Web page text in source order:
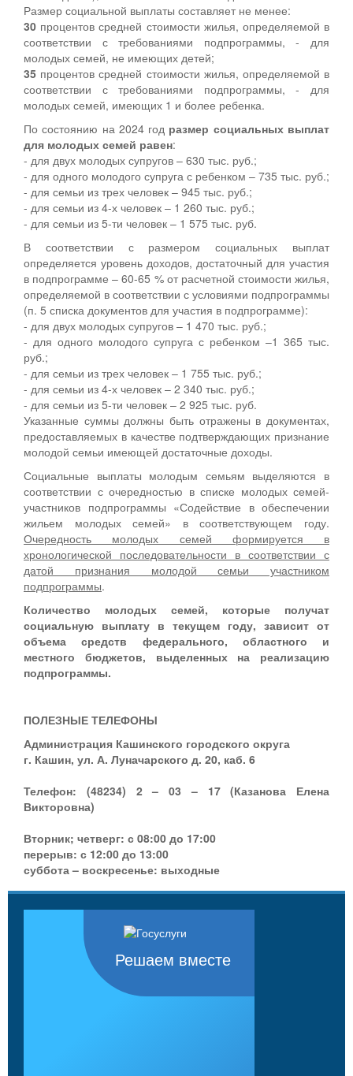
Размер социальной выплаты составляет не менее:
30 процентов средней стоимости жилья, определяемой в
соответствии с требованиями подпрограммы, - для
молодых семей, не имеющих детей;
35 процентов средней стоимости жилья, определяемой в
соответствии с требованиями подпрограммы, - для
молодых семей, имеющих 1 и более ребенка.
По состоянию на 2024 год размер социальных выплат
для молодых семей равен:
- для двух молодых супругов – 630 тыс. руб.;
- для одного молодого супруга с ребенком – 735 тыс. руб.;
- для семьи из трех человек – 945 тыс. руб.;
- для семьи из 4-х человек – 1 260 тыс. руб.;
- для семьи из 5-ти человек – 1 575 тыс. руб.
В соответствии с размером социальных выплат
определяется уровень доходов, достаточный для участия
в подпрограмме – 60-65 % от расчетной стоимости жилья,
определяемой в соответствии с условиями подпрограммы
(п. 5 списка документов для участия в подпрограмме):
- для двух молодых супругов – 1 470 тыс. руб.;
- для одного молодого супруга с ребенком –1 365 тыс.
руб.;
- для семьи из трех человек – 1 755 тыс. руб.;
- для семьи из 4-х человек – 2 340 тыс. руб.;
- для семьи из 5-ти человек – 2 925 тыс. руб.
Указанные суммы должны быть отражены в документах,
предоставляемых в качестве подтверждающих признание
молодой семьи имеющей достаточные доходы.
Социальные выплаты молодым семьям выделяются в
соответствии с очередностью в списке молодых семей-
участников подпрограммы «Содействие в обеспечении
жильем молодых семей» в соответствующем году.
Очередность молодых семей формируется в
хронологической последовательности в соответствии с
датой признания молодой семьи участником
подпрограммы.
Количество молодых семей, которые получат
социальную выплату в текущем году, зависит от
объема средств федерального, областного и
местного бюджетов, выделенных на реализацию
подпрограммы.
ПОЛЕЗНЫЕ ТЕЛЕФОНЫ
Администрация Кашинского городского округа
г. Кашин, ул. А. Луначарского д. 20, каб. 6
Телефон: (48234) 2 – 03 – 17(Казанова Елена
Викторовна)
Вторник; четверг: с 08:00 до 17:00
перерыв: с 12:00 до 13:00
суббота – воскресенье: выходные
Решаем вместе